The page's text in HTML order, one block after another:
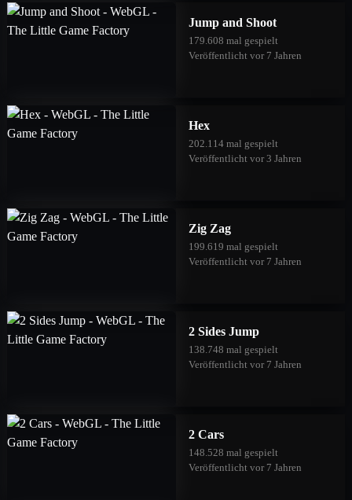
Jump and Shoot
179.608 mal gespielt
Veröffentlicht vor 7 Jahren
Hex
202.114 mal gespielt
Veröffentlicht vor 3 Jahren
Zig Zag
199.619 mal gespielt
Veröffentlicht vor 7 Jahren
2 Sides Jump
138.748 mal gespielt
Veröffentlicht vor 7 Jahren
2 Cars
148.528 mal gespielt
Veröffentlicht vor 7 Jahren